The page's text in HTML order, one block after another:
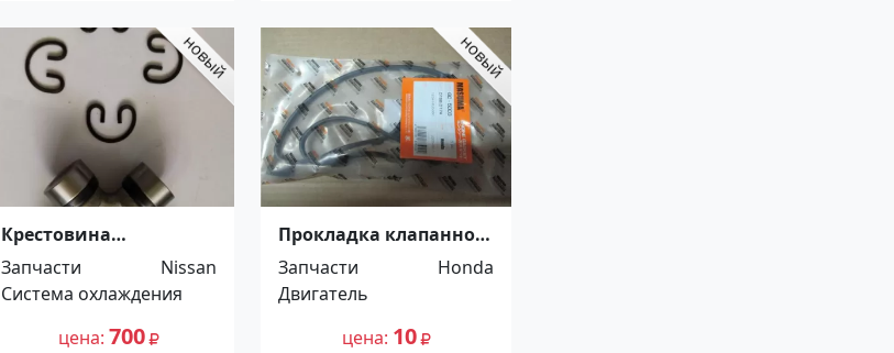
Крестовина
карданного вала
переднего Nissan
Краснодар
Запчасти
Nissan
Система охлаждения
цена 700
Прокладка клапанной
крышки Honda Stream
Краснодар
Запчасти
Honda
Двигатель
цена 10